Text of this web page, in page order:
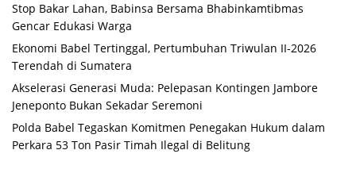
Stop Bakar Lahan, Babinsa Bersama Bhabinkamtibmas
Gencar Edukasi Warga
Ekonomi Babel Tertinggal, Pertumbuhan Triwulan II-2026
Terendah di Sumatera
Akselerasi Generasi Muda: Pelepasan Kontingen Jambore
Jeneponto Bukan Sekadar Seremoni
Polda Babel Tegaskan Komitmen Penegakan Hukum dalam
Perkara 53 Ton Pasir Timah Ilegal di Belitung